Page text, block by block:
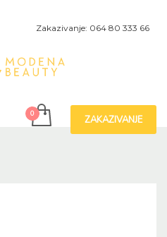
Zakazivanje: 064 80 333 66
ZAKAZIVANJE